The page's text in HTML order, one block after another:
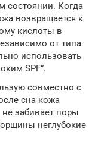
состоянии. Когда
возвращается к
кислоты в
от типа
использовать
SPF”.
совместно с
сна кожа
забивает поры
неглубокие